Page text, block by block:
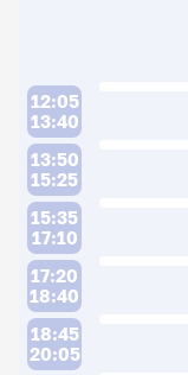
12:05
13:40
13:50
15:25
15:35
17:10
17:20
18:40
18:45
20:05